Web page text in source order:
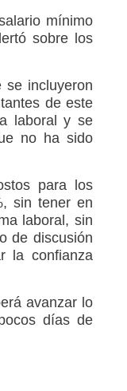
mínimo
sobre los
se incluyeron
de este
laboral y se
no ha sido
para los
sin tener en
laboral, sin
de discusión
la confianza
avanzar lo
días de